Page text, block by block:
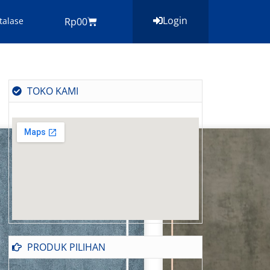
Rp00
Cart Login
TOKO KAMI
PRODUK PILIHAN